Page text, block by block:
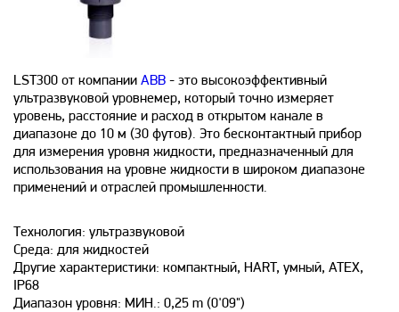
LST300 от компании ABB - это высокоэффективный
ультразвуковой уровнемер, который точно измеряет
уровень, расстояние и расход в открытом канале в
диапазоне до 10 м (30 футов). Это бесконтактный прибор
для измерения уровня жидкости, предназначенный для
использования на уровне жидкости в широком диапазоне
применений и отраслей промышленности.
Технология: ультразвуковой
Среда: для жидкостей
Другие характеристики: компактный, HART, умный, ATEX,
IP68
Диапазон уровня: МИН.: 0,25 m (0'09")